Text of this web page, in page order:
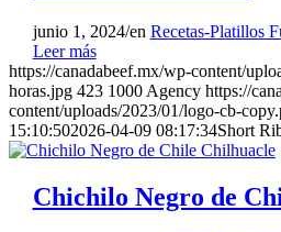
espese. Sirve las
almendras y
junio 1, 2024/en Recetas-Platillos
Leer más
https://canadabeef.mx/wp-content/
horas.jpg 423 1000 Agency https://
content/uploads/2023/01/logo-cb-
15:10:502026-04-09 08:17:34Short
Chichilo Negro de